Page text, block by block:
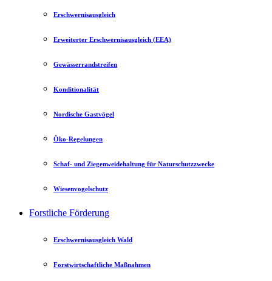
Erschwernisausgleich
Erweiterter Erschwernisausgleich (EEA)
Gewässerrandstreifen
Konditionalität
Nordische Gastvögel
Öko-Regelungen
Schaf- und Ziegenweidehaltung für Naturschutzzwecke
Wiesenvogelschutz
Forstliche Förderung
Erschwernisausgleich Wald
Forstwirtschaftliche Maßnahmen